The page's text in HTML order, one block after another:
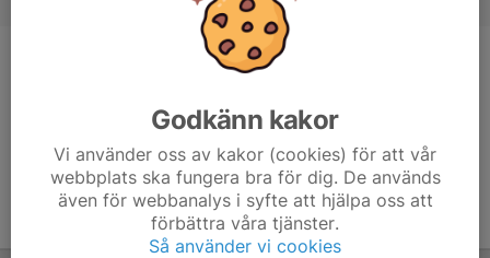
Ledare
Godkänn kakor
Vi använder oss av kakor (cookies) för att vår
webbplats ska fungera bra för dig. De används
även för webbanalys i syfte att hjälpa oss att
förbättra våra tjänster.
Så använder vi cookies